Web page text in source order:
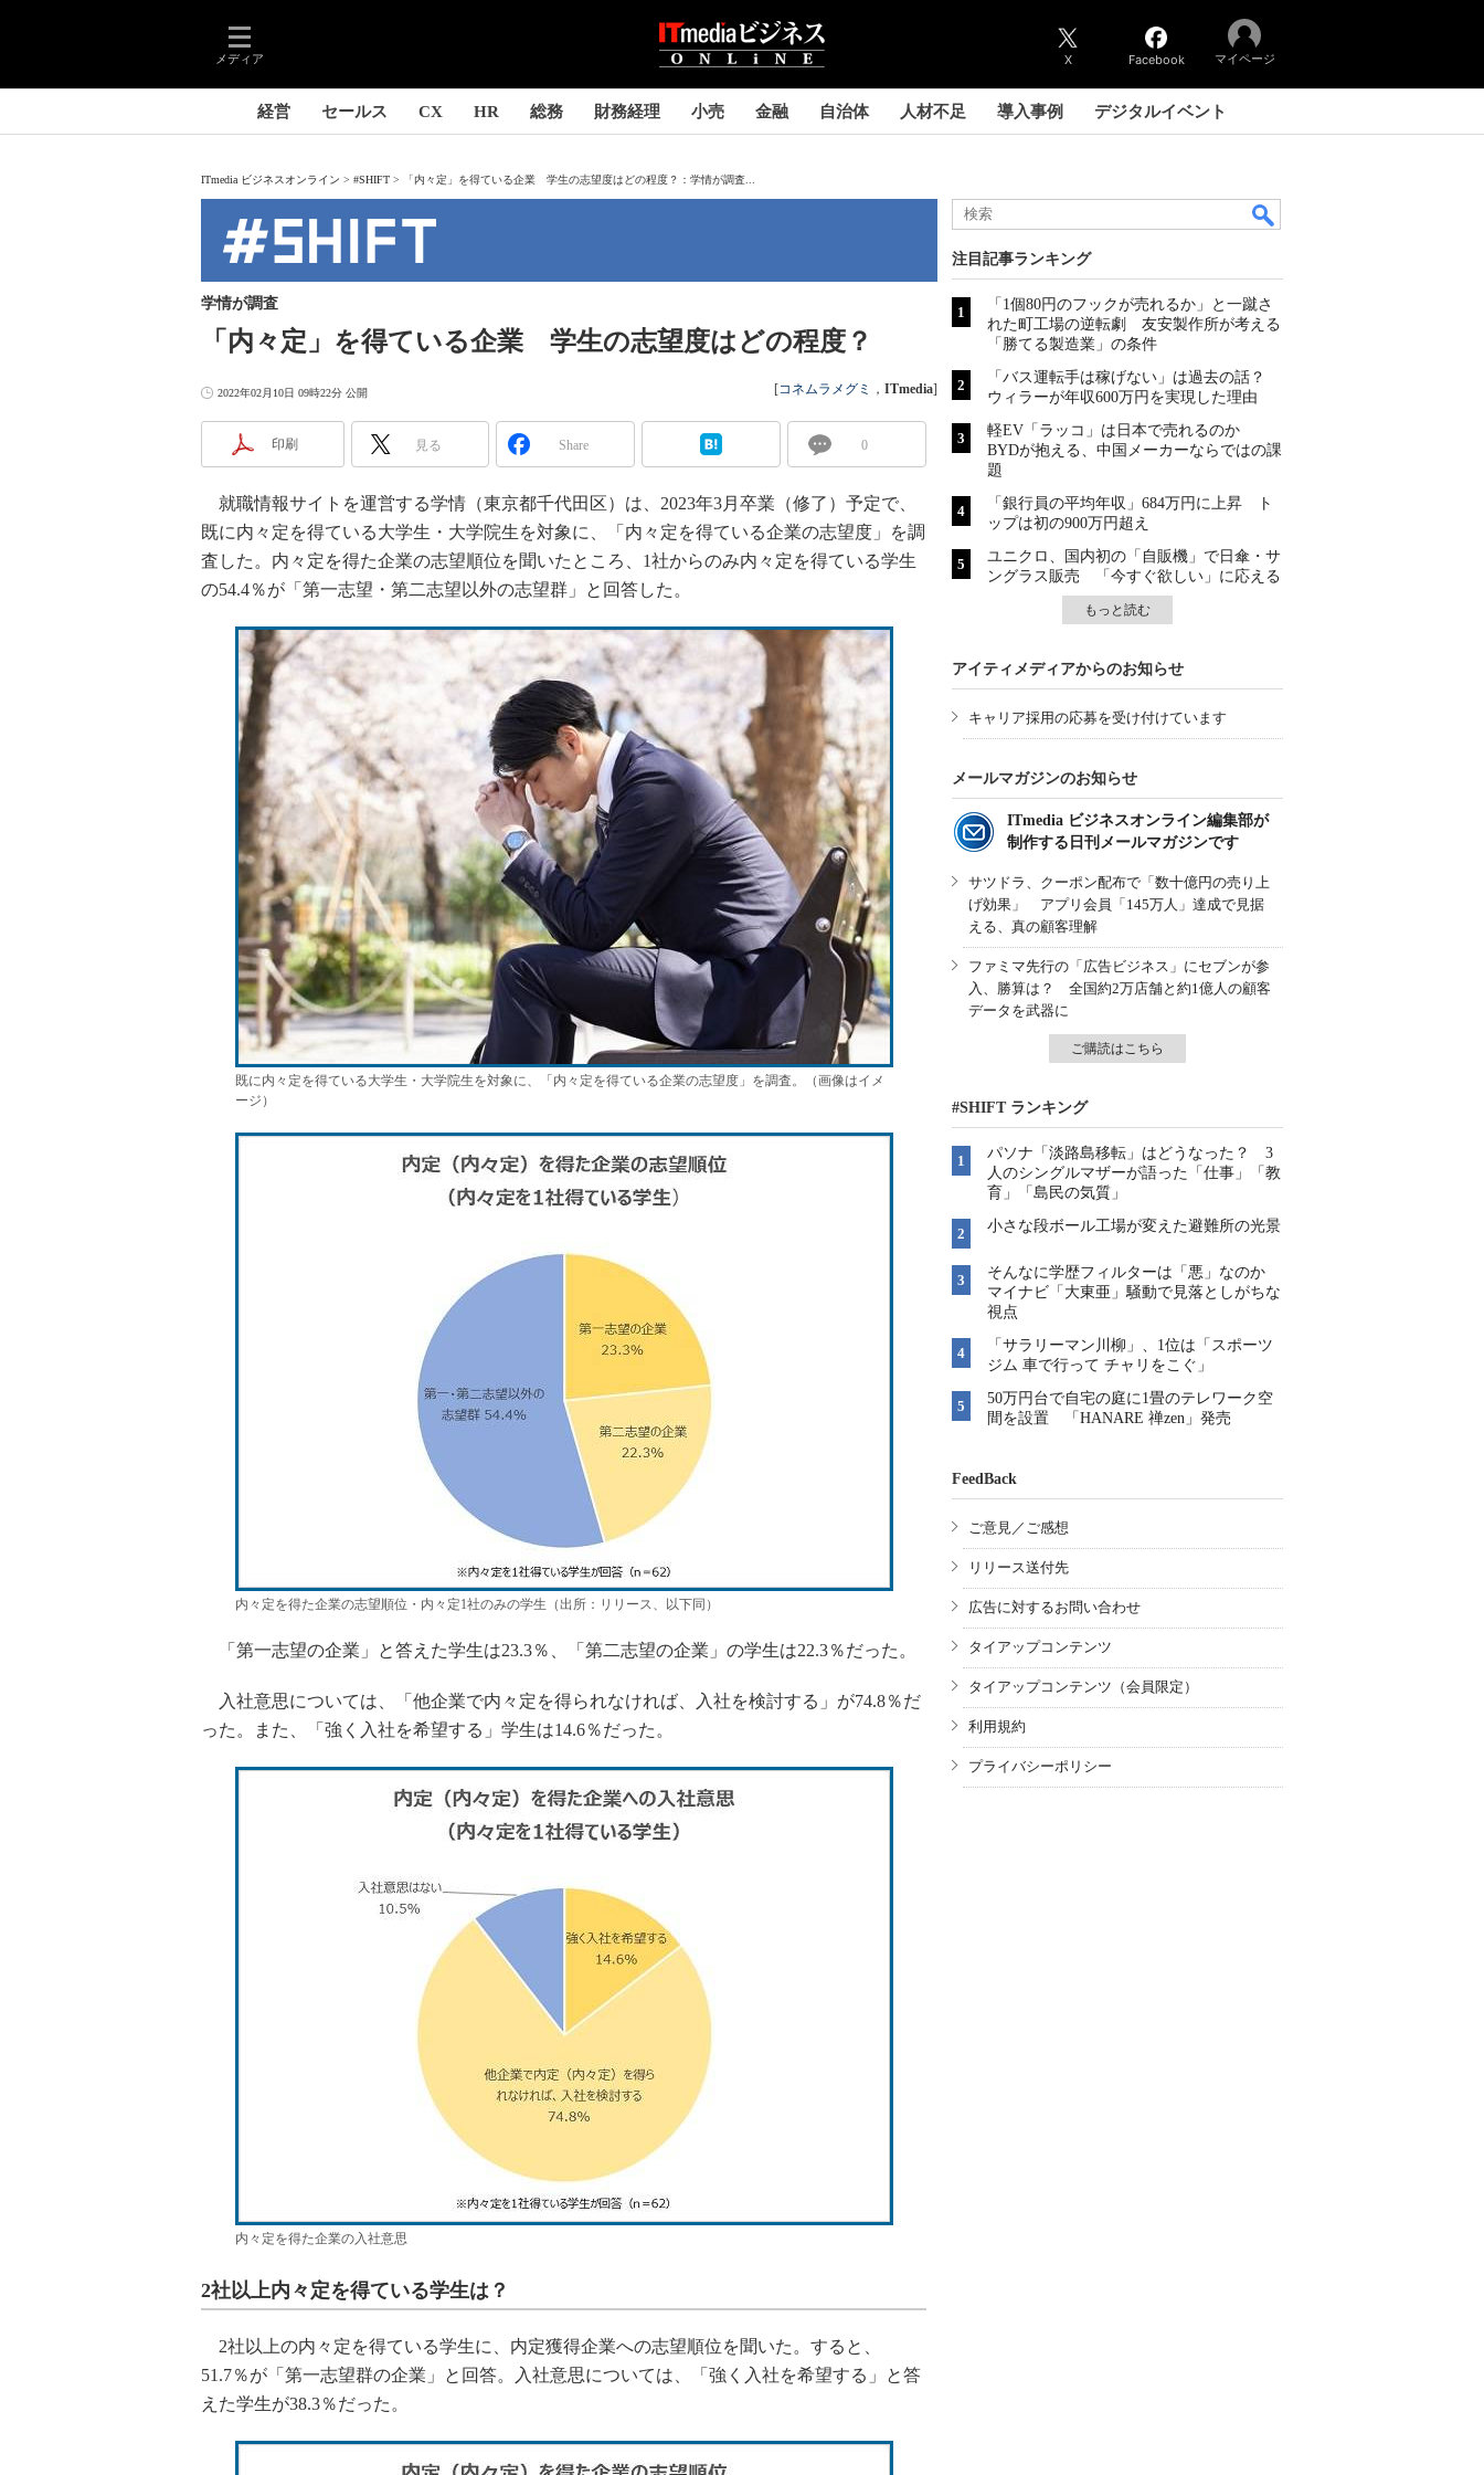
メディア X Facebook マイページ
経営 セールス CX HR 総務 財務経理 小売 金融 自治体 人材不足 導入事例 デジタルイベント
ITmedia ビジネスオンライン #SHIFT 「内々定」を得ている企業 学生の志望度はどの程度？：学情が調査...
「内々定」を得ている企業 学生の志望度はどの程度？
学情が調査
2022年02月10日 09時22分 公開 [コネムラメグミ ， ITmedia]
印刷 見る Share 0
就職情報サイトを運営する学情（東京都千代田区）は、2023年3月卒業（修了）予定で、
既に内々定を得ている大学生・大学院生を対象に、「内々定を得ている企業の志望度」を調
査した。内々定を得た企業の志望順位を聞いたところ、1社からのみ内々定を得ている学生
の54.4％が「第一志望・第二志望以外の志望群」と回答した。
既に内々定を得ている大学生・大学院生を対象に、「内々定を得ている企業の志望度」を調査。（画像はイメ
ージ）
内々定を得た企業の志望順位・内々定1社のみの学生（出所：リリース、以下同）
「第一志望の企業」と答えた学生は23.3％、「第二志望の企業」の学生は22.3％だった。
入社意思については、「他企業で内々定を得られなければ、入社を検討する」が74.8％だ
った。また、「強く入社を希望する」学生は14.6％だった。
内々定を得た企業の入社意思
2社以上内々定を得ている学生は？
2社以上の内々定を得ている学生に、内定獲得企業への志望順位を聞いた。すると、
51.7％が「第一志望群の企業」と回答。入社意思については、「強く入社を希望する」と答
えた学生が38.3％だった。
注目記事ランキング
「1個80円のフックが売れるか」と一蹴さ
れた町工場の逆転劇 友安製作所が考える
「勝てる製造業」の条件
「バス運転手は稼げない」は過去の話？
ウィラーが年収600万円を実現した理由
軽EV「ラッコ」は日本で売れるのか
BYDが抱える、中国メーカーならではの課
題
「銀行員の平均年収」684万円に上昇 ト
ップは初の900万円超え
ユニクロ、国内初の「自販機」で日傘・サ
ングラス販売 「今すぐ欲しい」に応える
もっと読む
アイティメディアからのお知らせ
キャリア採用の応募を受け付けています
メールマガジンのお知らせ
ITmedia ビジネスオンライン編集部が
制作する日刊メールマガジンです
サツドラ、クーポン配布で「数十億円の売り上
げ効果」 アプリ会員「145万人」達成で見据
える、真の顧客理解
ファミマ先行の「広告ビジネス」にセブンが参
入、勝算は？ 全国約2万店舗と約1億人の顧客
データを武器に
ご購読はこちら
#SHIFT ランキング
パソナ「淡路島移転」はどうなった？ 3
人のシングルマザーが語った「仕事」「教
育」「島民の気質」
小さな段ボール工場が変えた避難所の光景
そんなに学歴フィルターは「悪」なのか
マイナビ「大東亜」騒動で見落としがちな
視点
「サラリーマン川柳」、1位は「スポーツ
ジム 車で行って チャリをこぐ」
50万円台で自宅の庭に1畳のテレワーク空
間を設置 「HANARE 禅zen」発売
FeedBack
ご意見／ご感想
リリース送付先
広告に対するお問い合わせ
タイアップコンテンツ
タイアップコンテンツ（会員限定）
利用規約
プライバシーポリシー